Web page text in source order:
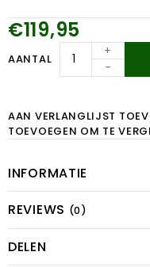
€119,95
AANTAL
+
-
AAN VERLANGLIJST
TOEVOEGEN OM TE
INFORMATIE
REVIEWS (0)
DELEN